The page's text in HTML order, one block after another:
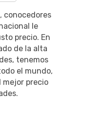
conocedores
le
precio. En
de la alta
tenemos
el mundo,
mejor precio